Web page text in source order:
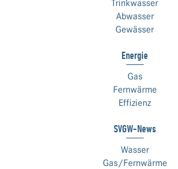
Trinkwasser
Abwasser
Gewässer
Energie
Gas
Fernwärme
Effizienz
SVGW-News
Wasser
Gas/Fernwärme